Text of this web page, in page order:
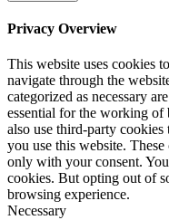
Privacy Overview
This website uses cookies
navigate through the
categorized as necessary
essential for the working of
also use third-party
you use this website.
only with your consent.
cookies. But opting out of
browsing experience.
Necessary